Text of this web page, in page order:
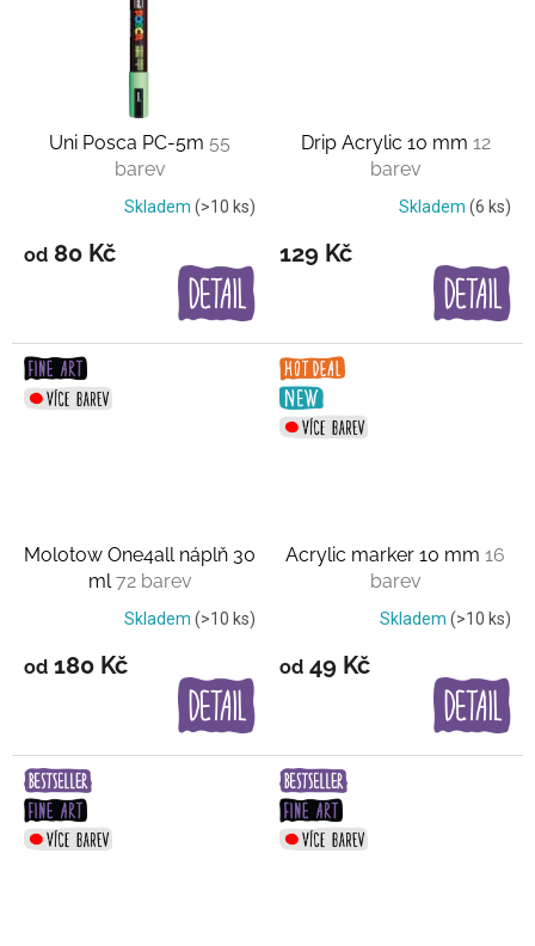
Uni Posca PC-5m 55
barev
Skladem (>10 ks)
od 80 Kč
Drip Acrylic 10 mm 12
barev
Skladem (6 ks)
129 Kč
Molotow One4all náplň 30
ml72 barev
Skladem (>10 ks)
od 180 Kč
Acrylic marker 10 mm 16
barev
Skladem (>10 ks)
od 49 Kč